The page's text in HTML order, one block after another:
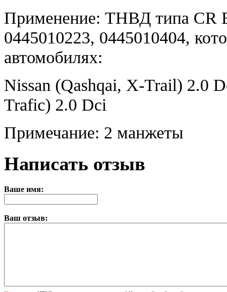
Применение: ТНВД типа CR
0445010223, 0445010404,
автомобилях:
Nissan (Qashqai, X-Trail) 2.0
Trafic) 2.0 Dci
Примечание: 2 манжеты
Написать отзыв
Ваше имя:
Ваш отзыв: